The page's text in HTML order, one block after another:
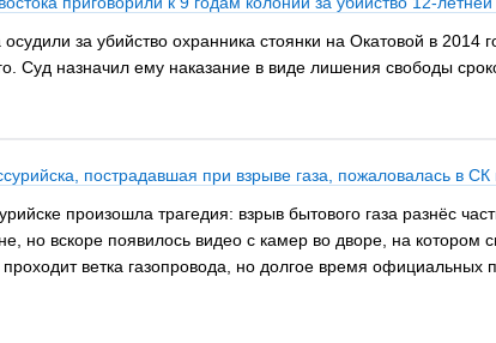
осудили за убийство охранника стоянки на Окатовой в
Суд назначил ему наказание в виде лишения свободы
пострадавшая при взрыве газа, пожаловалась в
произошла трагедия: взрыв бытового газа разнёс
но вскоре появилось видео с камер во дворе, на
проходит ветка газопровода, но долгое время официальных